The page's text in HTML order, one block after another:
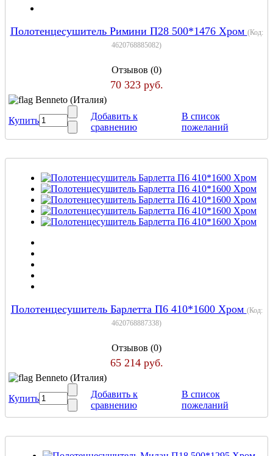
Полотенцесушитель Римини П28 500*1476 Хром (Код:
4620768885082)
Отзывов (0)
70 323 руб.
Benneto (Италия)
Купить
Добавить к
сравнению
В список
пожеланий
Полотенцесушитель Барлетта П6 410*1600 Хром (Код:
4620768887338)
Отзывов (0)
65 214 руб.
Benneto (Италия)
Купить
Добавить к
сравнению
В список
пожеланий